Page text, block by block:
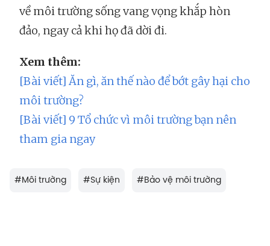
về môi trường sống vang vọng khắp hòn
đảo, ngay cả khi họ đã dời đi.
Xem thêm:
[Bài viết] Ăn gì, ăn thế nào để bớt gây hại cho
môi trường?
[Bài viết] 9 Tổ chức vì môi trường bạn nên
tham gia ngay
#Môi trường #Sự kiện #Bảo vệ môi trường